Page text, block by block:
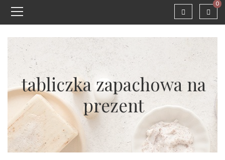
0
tabliczka zapachowa na
prezent